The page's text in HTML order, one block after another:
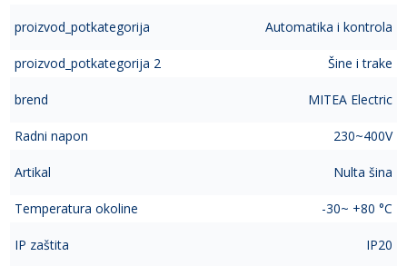
proizvod_potkategorija Automatika i kontrola
proizvod_potkategorija 2 Šine i trake
brend MITEA Electric
Radni napon 230~400V
Artikal Nulta šina
Temperatura okoline -30~ +80 °C
IP zaštita IP20